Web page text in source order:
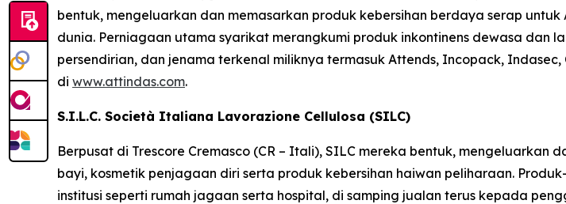
bentuk, mengeluarkan dan memasarkan produk kebersihan berdaya serap
dunia. Perniagaan utama syarikat merangkumi produk inkontinens dewasa dan
persendirian, dan jenama terkenal miliknya termasuk Attends, Incopack, Indasec,
di www.attindas.com.
S.I.L.C. Società Italiana Lavorazione Cellulosa (SILC)
Berpusat di Trescore Cremasco (CR – Itali), SILC mereka bentuk,
bayi, kosmetik penjagaan diri serta produk kebersihan haiwan peliharaan.
institusi seperti rumah jagaan serta hospital, di samping jualan terus kepada